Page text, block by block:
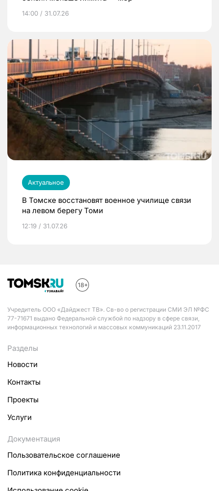
14:00 / 31.07.26
Актуальное
В Томске восстановят военное училище связи
на левом берегу Томи
12:19 / 31.07.26
Учредитель ООО «Дайджест ТВ». Св-во о регистрации СМИ ЭЛ №ФС
77-71671 выдано Федеральной службой по надзору в сфере связи,
информационных технологий и массовых коммуникаций 23.11.2017
Разделы
Новости
Контакты
Проекты
Услуги
Документация
Пользовательское соглашение
Политика конфиденциальности